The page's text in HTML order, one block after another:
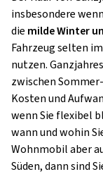
insbesondere
die milde Winter
Fahrzeug selten
nutzen.
zwischen
Kosten und
wenn Sie flexibel
wann und wohin
Wohnmobil aber
Süden, dann sind